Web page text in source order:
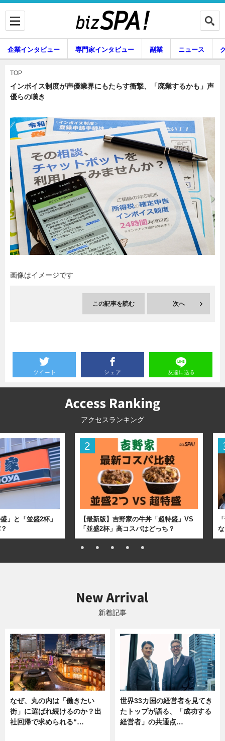
企業インタビュー 専門家インタビュー
副業 ニュース
グルメ スキル
暮らし エンタメ
企業インタビュー 専門家インタビュー 副業 ニュース
暮らし
TOP
インボイス制度が声優業界にもたらす衝撃、「廃業するかも」声
優らの嘆き
画像はイメージです
この記事を読む 次へ
アクセスランキング
」と「並盛2杯」
【最新版】吉野家の牛丼「超特盛」VS
「並盛2杯」高コスパはどっち？
新着記事
なぜ、丸の内は「働きたい
街」に選ばれ続けるのか？出
社回帰で求められる“…
世界33カ国の経営者を見てき
たトップが語る、「成功する
経営者」の共通点…